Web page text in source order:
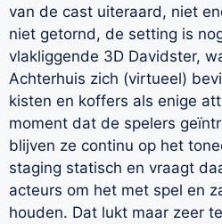
van de cast uiteraard, niet
niet getornd, de setting is
vlakliggende 3D Davidster,
Achterhuis zich (virtueel)
kisten en koffers als enige
moment dat de spelers
blijven ze continu op het
staging statisch en vraagt
acteurs om het met spel en
houden. Dat lukt maar zeer